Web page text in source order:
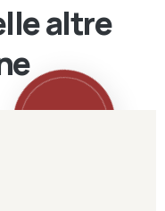
altre